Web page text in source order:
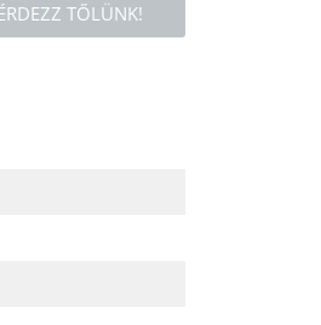
TŐLÜNK!